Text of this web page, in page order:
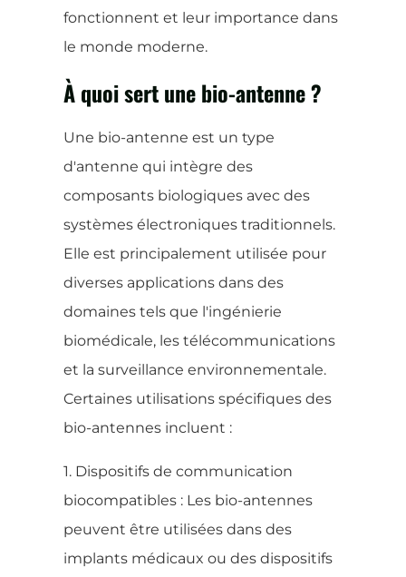
fonctionnent et leur importance dans
le monde moderne.
À quoi sert une bio-antenne ?
Une bio-antenne est un type
d'antenne qui intègre des
composants biologiques avec des
systèmes électroniques traditionnels.
Elle est principalement utilisée pour
diverses applications dans des
domaines tels que l'ingénierie
biomédicale, les télécommunications
et la surveillance environnementale.
Certaines utilisations spécifiques des
bio-antennes incluent :
1. Dispositifs de communication
biocompatibles : Les bio-antennes
peuvent être utilisées dans des
implants médicaux ou des dispositifs